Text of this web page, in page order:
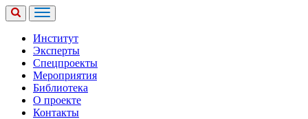
Институт
Эксперты
Спецпроекты
Мероприятия
Библиотека
О проекте
Контакты